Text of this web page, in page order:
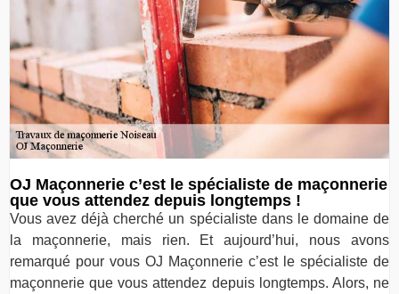
OJ Maçonnerie c’est le spécialiste de maçonnerie
que vous attendez depuis longtemps !
Vous avez déjà cherché un spécialiste dans le domaine de
la maçonnerie, mais rien. Et aujourd’hui, nous avons
remarqué pour vous OJ Maçonnerie c’est le spécialiste de
maçonnerie que vous attendez depuis longtemps. Alors, ne